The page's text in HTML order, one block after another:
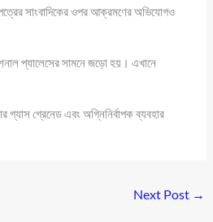
সাংবাদিকের ওপর আক্রমণের অভিযোগও
প্যালেসের সামনে জড়ো হয়। এখানে
গ্যাস গ্রেনেড এবং অগ্নিনির্বাপক ব্যবহার
Next Post →